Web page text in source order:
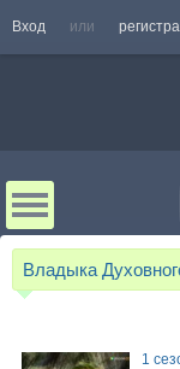
Вход или
Владыка
1